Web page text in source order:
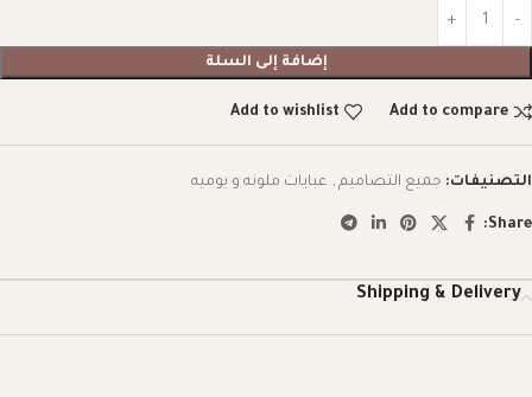
إضافة إلى السلة
Add to compare
Add to wishlist
التصنيفات: جميع التصاميم , عبايات ملونه و يوميه
Share:
Shipping & Delivery